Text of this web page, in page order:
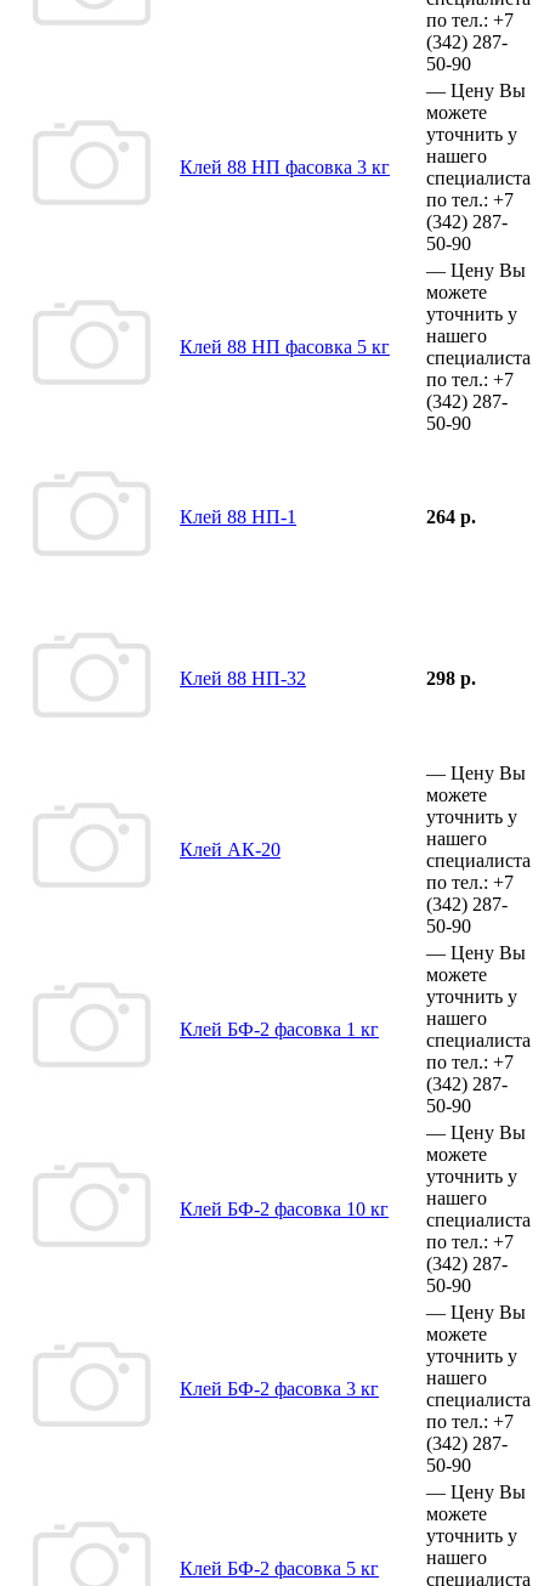
по тел.: +7
(342) 287-
50-90
Клей 88 НП фасовка 3 кг
— Цену Вы
можете
уточнить у
нашего
специалиста
по тел.: +7
(342) 287-
50-90
Клей 88 НП фасовка 5 кг
— Цену Вы
можете
уточнить у
нашего
специалиста
по тел.: +7
(342) 287-
50-90
Клей 88 НП-1 264 р.
Клей 88 НП-32 298 р.
Клей АК-20
— Цену Вы
можете
уточнить у
нашего
специалиста
по тел.: +7
(342) 287-
50-90
Клей БФ-2 фасовка 1 кг
— Цену Вы
можете
уточнить у
нашего
специалиста
по тел.: +7
(342) 287-
50-90
Клей БФ-2 фасовка 10 кг
— Цену Вы
можете
уточнить у
нашего
специалиста
по тел.: +7
(342) 287-
50-90
Клей БФ-2 фасовка 3 кг
— Цену Вы
можете
уточнить у
нашего
специалиста
по тел.: +7
(342) 287-
50-90
Клей БФ-2 фасовка 5 кг
— Цену Вы
можете
уточнить у
нашего
специалиста